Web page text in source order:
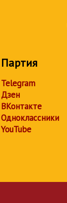
Партия
Telegram
Дзен
ВКонтакте
Одноклассники
YouTube